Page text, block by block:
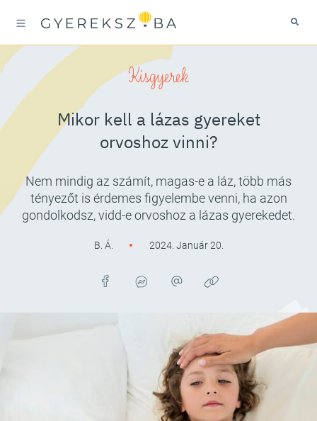
Kisgyerek
Mikor kell a lázas gyereket
orvoshoz vinni?
Nem mindig az számít, magas-e a láz, több más
tényezőt is érdemes figyelembe venni, ha azon
gondolkodsz, vidd-e orvoshoz a lázas gyerekedet.
B. Á. 2024. Január 20.